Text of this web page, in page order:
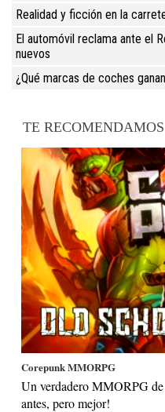
Realidad y ficción en la
El automóvil reclama ante el
nuevos
¿Qué marcas de coches
TE RECOMENDAMOS
Corepunk MMORPG
Un verdadero MMORPG
antes, pero mejor!